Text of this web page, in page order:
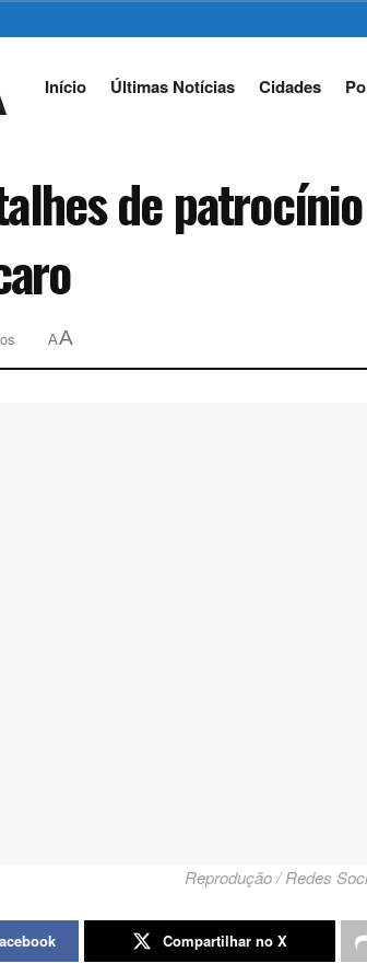
Início Últimas Notícias Cidades
de
AA
Reprodução / Redes
Compartilhar no X